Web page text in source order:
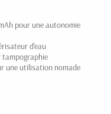
pour une autonomie
d'eau
tampographie
une utilisation nomade